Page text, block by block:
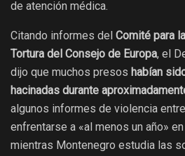
de atención médica.
Citando informes del Comité para
Tortura del Consejo de Europa, el
dijo que muchos presos habían
hacinadas durante
algunos informes de violencia
enfrentarse a «al menos un año»
mientras Montenegro estudia las